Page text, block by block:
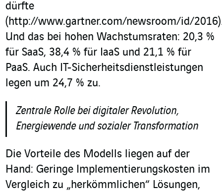
dürfte
(http://www.gartner.com/newsroom/id/
Und das bei hohen Wachstumsraten: 20,3 %
für SaaS, 38,4 % für IaaS und 21,1 % für
PaaS. Auch IT-Sicherheitsdienstleistungen
legen um 24,7 % zu.
Zentrale Rolle bei digitaler Revolution,
Energiewende und sozialer Transformation
Die Vorteile des Modells liegen auf der
Hand: Geringe Implementierungskosten im
Vergleich zu „herkömmlichen“ Lösungen,